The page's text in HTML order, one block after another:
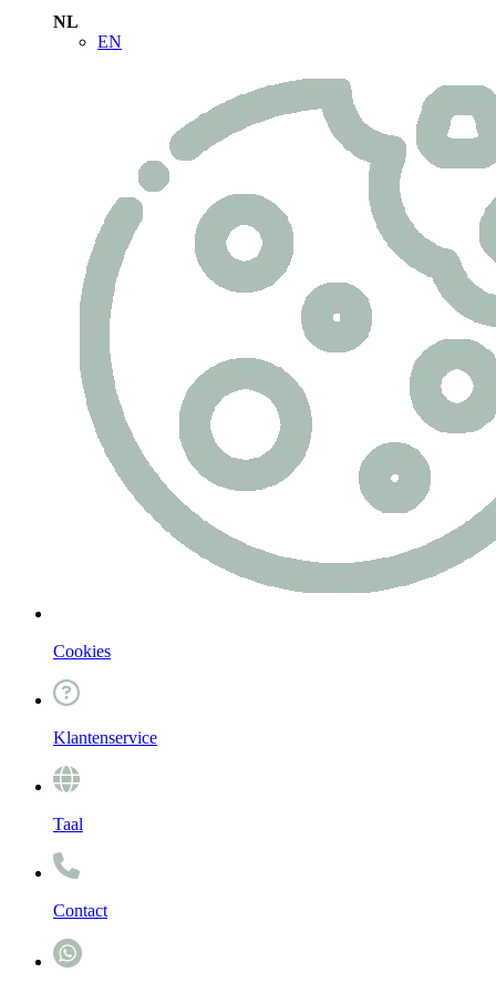
NL
EN
Cookies
Klantenservice
Taal
Contact